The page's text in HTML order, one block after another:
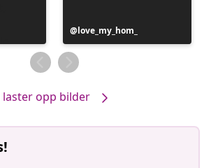
Innlegg
publisert
av
love_my_hom_
laster opp bilder